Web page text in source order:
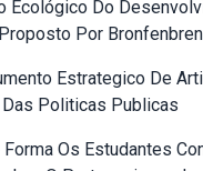
Ecológico Do
Por
Estrategico De
Politicas Publicas
Forma Os Estudantes